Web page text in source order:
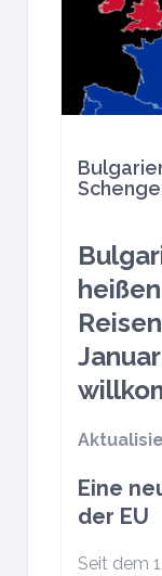
Eine
der EU
Seit dem